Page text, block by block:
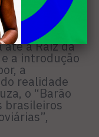
anos do inicio
brasileira,
até a Raiz da
a introdução
a
realidade
o “Barão
brasileiros